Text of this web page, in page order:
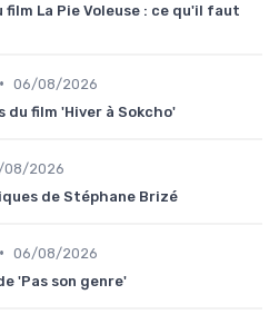
film La Pie Voleuse : ce qu'il faut
• 06/08/2026
du film 'Hiver à Sokcho'
08/2026
de Stéphane Brizé
• 06/08/2026
'Pas son genre'